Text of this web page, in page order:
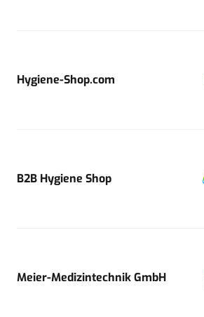
Hygiene-Shop.com
B2B Hygiene Shop
Meier-Medizintechnik GmbH